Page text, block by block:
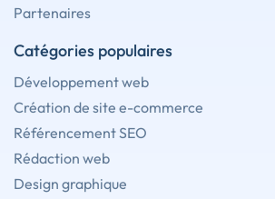
Partenaires
Catégories populaires
Développement web
Création de site e-commerce
Référencement SEO
Rédaction web
Design graphique